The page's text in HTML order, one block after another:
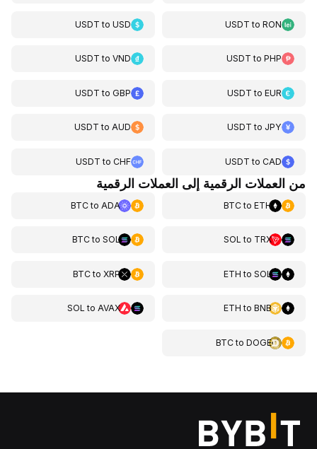
USDT toRON
USDT toUSD
USDT toPHP
USDT toVND
USDT toEUR
USDT toGBP
USDT toJPY
USDT toAUD
USDT toCAD
USDT toCHF
من العملات الرقمية إلى العملات الرقمية
BTCtoETH
BTCtoADA
SOL to TRX
BTCtoSOL
ETH toSOL
BTCtoXRP
ETH toBNB
SOL toAVAX
BTCtoDOGE